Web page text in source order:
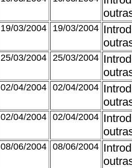
19/03/2004 19/03/2004
25/03/2004 25/03/2004
02/04/2004 02/04/2004
02/04/2004 02/04/2004
08/06/2004 08/06/2004